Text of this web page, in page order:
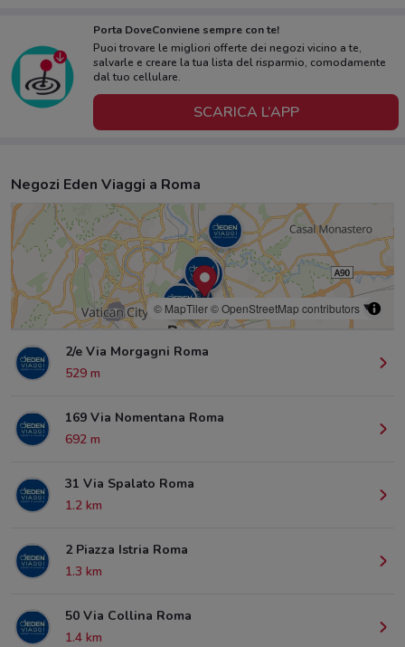
Porta DoveConviene sempre con te!
Puoi trovare le migliori offerte dei negozi vicino a te,
salvarle e creare la tua lista del risparmio, comodamente
dal tuo cellulare.
SCARICA L’APP
Negozi Eden Viaggi a Roma
© MapTiler© OpenStreetMap contributors
2/e Via Morgagni Roma
529 m
169 Via Nomentana Roma
692 m
31 Via Spalato Roma
1.2 km
2 Piazza Istria Roma
1.3 km
50 Via Collina Roma
1.4 km